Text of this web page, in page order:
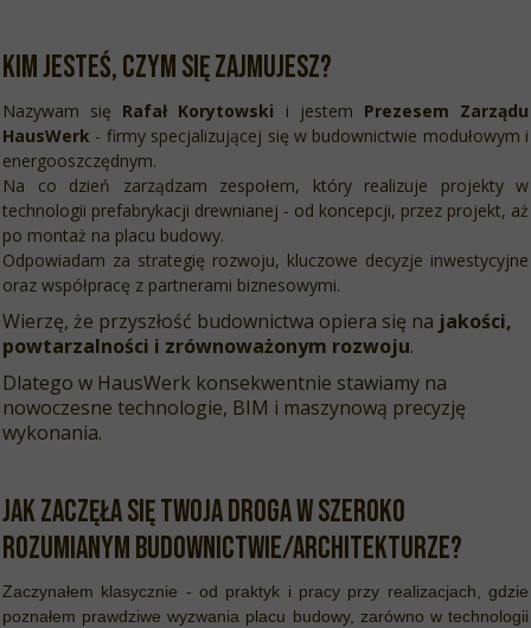
Kim jesteś, czym się zajmujesz?
Nazywam się Rafał Korytowski i jestem Prezesem Zarządu
HausWerk - firmy specjalizującej się w budownictwie modułowym i
energooszczędnym.
Na co dzień zarządzam zespołem, który realizuje projekty w
technologii prefabrykacji drewnianej - od koncepcji, przez projekt, aż
po montaż na placu budowy.
Odpowiadam za strategię rozwoju, kluczowe decyzje inwestycyjne
oraz współpracę z partnerami biznesowymi.
Wierzę, że przyszłość budownictwa opiera się na jakości,
powtarzalności i zrównoważonym rozwoju.
Dlatego w HausWerk konsekwentnie stawiamy na
nowoczesne technologie, BIM i maszynową precyzję
wykonania.
Jak zaczęła się Twoja droga w szeroko
rozumianym budownictwie/architekturze?
Zaczynałem klasycznie - od praktyk i pracy przy realizacjach, gdzie
poznałem prawdziwe wyzwania placu budowy, zarówno w technologii